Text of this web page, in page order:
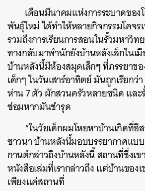
เดือนมีนาคมแห่งการระบาดของ
พันธุ์ใหม่ ได้ทำให้หลายกิจกรรมโคจร
รวมถึงการเรียนการสอนในรั้วมหาวิท
ทางกลับมาพำนักยังบ้านหลังเล็กในเ
บ้านหลังนี้มีห้องสมุดเล็กๆ ที่ภรรยาข
เด็กๆ ในวันเสาร์อาทิตย์ มันถูกเรียกว่
ห่าน 7 ตัว ผักสวนครัวหลายชนิด และ
ซ่อมหากมันชำรุด
“ในวัยเด็กผมโหยหาบ้านเกิดที่อี
ชาวนา บ้านหลังนี้มอบบรรยากาศแบ
กานต์กล่าวถึงบ้านหลังนี้ สถานที่ซึ่งเ
หนังสือเล่มที่เรากล่าวถึง แต่บ้านของ
เพียงแค่สถานที่